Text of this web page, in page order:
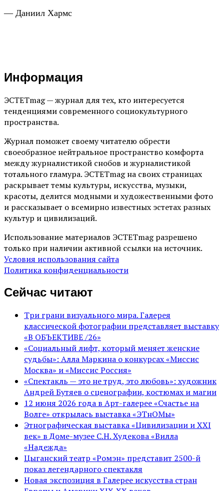
— Даниил Хармс
Информация
ЭСТЕТmag — журнал для тех, кто интересуется
тенденциями современного социокультурного
пространства.
Журнал поможет своему читателю обрести
своеобразное нейтральное пространство комфорта
между журналистикой снобов и журналистикой
тотального гламура. ЭСТЕТmag на своих страницах
раскрывает темы культуры, искусства, музыки,
красоты, делится модными и художественными фото
и рассказывает о всемирно известных эстетах разных
культур и цивилизаций.
Использование материалов ЭСТЕТmag разрешено
только при наличии активной ссылки на источник.
Условия использования сайта
Политика конфиденциальности
Сейчас читают
Три грани визуального мира. Галерея
классической фотографии представляет выставку
«В ОБЪЕКТИВЕ /26»
«Социальный лифт, который меняет женские
судьбы»: Алла Маркина о конкурсах «Миссис
Москва» и «Миссис Россия»
«Спектакль — это не труд, это любовь»: художник
Андрей Бутяев о сценографии, костюмах и магии
12 июня 2026 года в Арт-галерее «Счастье на
Волге» открылась выставка «ЭТнОМы»
Этнографическая выставка «Цивилизации и ХХI
век» в Доме-музее С.Н. Худекова «Вилла
«Надежда»
Цыганский театр «Ромэн» представит 2500-й
показ легендарного спектакля
Новая экспозиция в Галерее искусства стран